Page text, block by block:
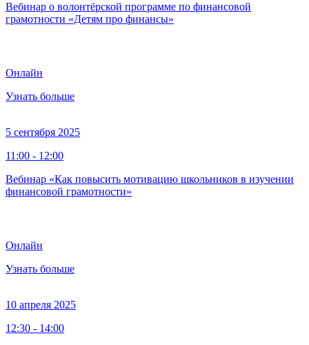
Вебинар о волонтёрской программе по финансовой
грамотности «Детям про финансы»
Онлайн
Узнать больше
5 сентября 2025
11:00 - 12:00
Вебинар «Как повысить мотивацию школьников в изучении
финансовой грамотности»
Онлайн
Узнать больше
10 апреля 2025
12:30 - 14:00